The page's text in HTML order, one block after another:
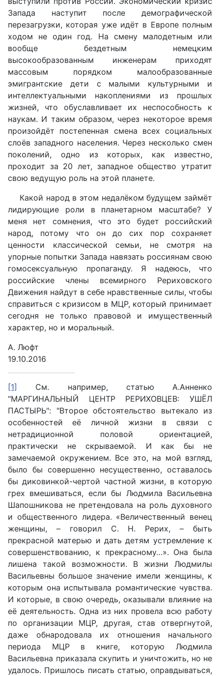
Запада наступит после демографической
перезагрузки, которая уже идёт в Европе полным
ходом не один год. На смену малодетным или
вообще бездетным немецким
высокообразованным инженерам приходят
массовым порядком малообразованные
эмигрантские дети с малыми культурными и
интеллектуальными накоплениями из прошлых
жизней, что обуславливает их неспособность к
наукам. И таким образом, через некоторое время
произойдёт постепенная смена всех социальных
слоёв западного населения. Через несколько смен
поколений, одно из которых, как известно,
проходит за 20 лет, западное общество утратит
свою ведущую роль на этой планете.
Какой народ в этом недалёком будущем займёт
лидирующие роли в планетарном масштабе? У
меня нет сомнения, что это будет российский
народ, потому что он до сих пор сохраняет
ценности классической семьи, не смотря на
упорные попытки Запада навязать россиянам свою
гомосексуальную пропаганду. Я надеюсь, что
российские члены всемирного Рериховского
Движения найдут в себе нравственные силы, чтобы
справиться с кризисом в МЦР, который принимает
сегодня не только правовой и имущественный
характер, но и моральный.
А. Люфт
19.10.2016
[1]
См. например, статью А.Анненко
"МАРГИНАЛЬНЫЙ ЦЕНТР РЕРИХОВЦЕВ: УШЁЛ
ПАСТЫРЬ": "Второе обстоятельство вытекало из
особенностей её личной жизни в связи с
нетрадиционной половой ориентацией,
практически не скрываемой. И как бы не
замечаемой окружением. Все это, на мой взгляд,
было бы совершенно несущественно, оставалось
бы диковинкой-чертой частной жизни, в которую
грех вмешиваться, если бы Людмила Васильевна
Шапошникова не претендовала на роль духовного
и общественного лидера. «Величественный венец
женщины, – говорил С. Н. Рерих, – быть
прекрасной матерью и дать детям устремление к
совершенствованию, к прекрасному…». Она была
лишена такой возможности. В жизни Людмилы
Васильевны большое значение имели женщины, к
которым она испытывала романтические чувства.
И которые, в свою очередь, оказывали влияние на
её деятельность. Одна из них провела всю работу
по организации МЦР, другая, став отвергнутой,
даже обнародовала их отношения начального
периода МЦР в книге, которую Людмила
Васильевна приказала скупить и уничтожить, но не
удалось. Пришлось писать статью, оправдываться,